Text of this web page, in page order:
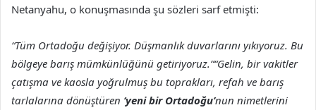
Netanyahu, o konuşmasında şu sözleri sarf etmişti:
“Tüm Ortadoğu değişiyor. Düşmanlık duvarlarını yıkıyoruz. Bu
bölgeye barış mümkünlüğünü getiriyoruz.”“Gelin, bir vakitler
çatışma ve kaosla yoğrulmuş bu toprakları, refah ve barış
tarlalarına dönüştüren ‘yeni bir Ortadoğu’nun nimetlerini